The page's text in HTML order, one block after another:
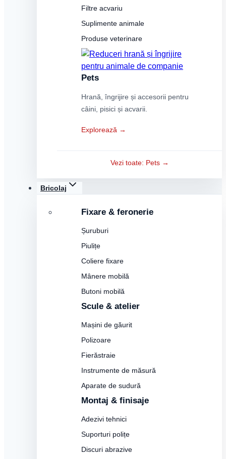
Filtre acvariu
Suplimente animale
Produse veterinare
Pets
Hrană, îngrijire și accesorii pentru
câini, pisici și acvarii.
Explorează →
Vezi toate: Pets →
Bricolaj
Fixare & feronerie
Șuruburi
Piulițe
Coliere fixare
Mânere mobilă
Butoni mobilă
Scule & atelier
Mașini de găurit
Polizoare
Fierăstraie
Instrumente de măsură
Aparate de sudură
Montaj & finisaje
Adezivi tehnici
Suporturi polițe
Discuri abrazive